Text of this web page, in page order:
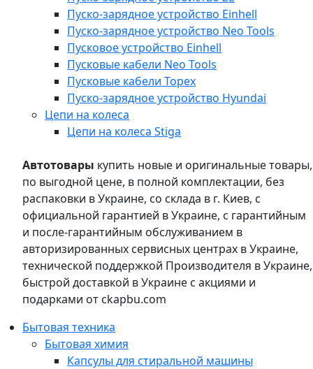
Пуско-зарядное устройство Einhell
Пуско-зарядное устройство Neo Tools
Пусковое устройство Einhell
Пусковые кабели Neo Tools
Пусковые кабели Topex
Пуско-зарядное устройство Hyundai
Цепи на колеса
Цепи на колеса Stiga
Автотовары купить новые и оригинальные товары,
по выгодной цене, в полной комплектации, без
распаковки в Украине, со склада в г. Киев, с
официальной гарантией в Украине, с гарантийным
и после-гарантийным обслуживанием в
авторизированных сервисных центрах в Украине,
технической поддержкой Производителя в Украине,
быстрой доставкой в Украине с акциями и
подарками от ckapbu.com
Бытовая техника
Бытовая химия
Капсулы для стиральной машины